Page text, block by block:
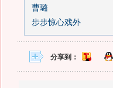
曹璐
步步惊心戏外
分享到：